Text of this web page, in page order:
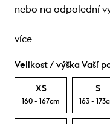
nebo na odpolední
více
Velikost / výška Vaší
XS
160 - 167cm
S
163 -